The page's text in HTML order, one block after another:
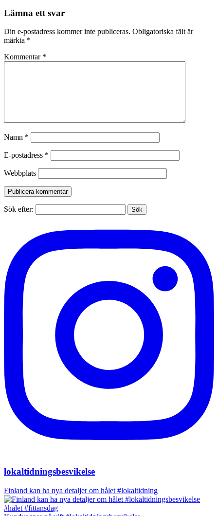
Lämna ett svar
Din e-postadress kommer inte publiceras. Obligatoriska fält är
märkta *
Kommentar *
Namn *
E-postadress *
Webbplats
Sök efter:
lokaltidningsbesvikelse
Finland kan ha nya detaljer om hålet #lokaltidning